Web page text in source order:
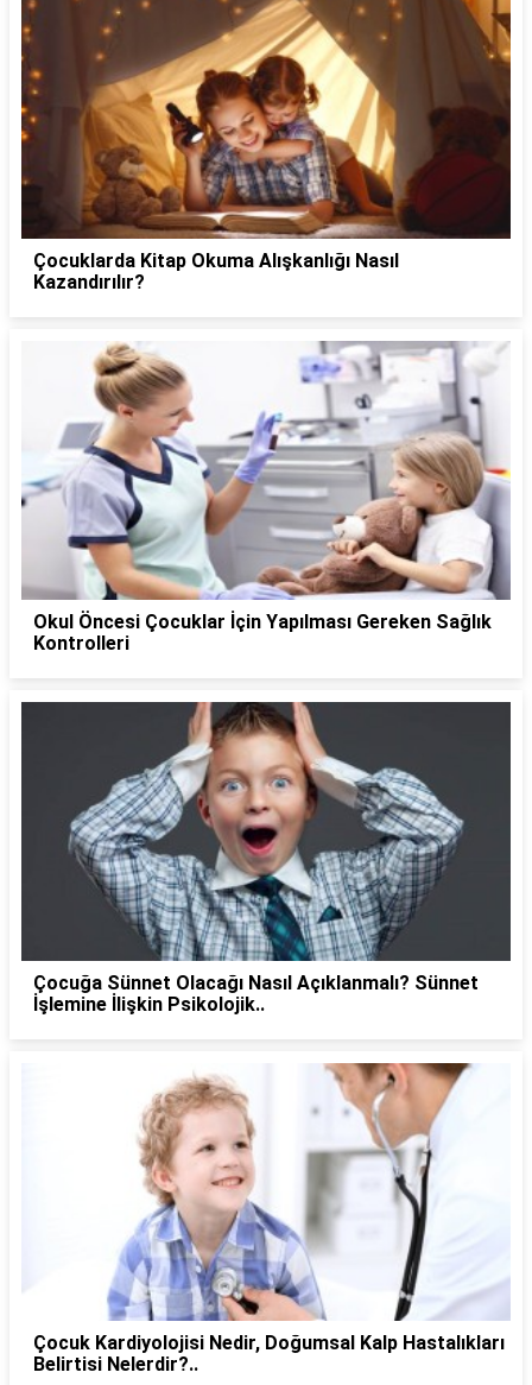
Çocuklarda Kitap Okuma Alışkanlığı Nasıl
Kazandırılır?
Okul Öncesi Çocuklar İçin Yapılması Gereken Sağlık
Kontrolleri
Çocuğa Sünnet Olacağı Nasıl Açıklanmalı? Sünnet
İşlemine İlişkin Psikolojik..
Çocuk Kardiyolojisi Nedir, Doğumsal Kalp Hastalıkları
Belirtisi Nelerdir?..